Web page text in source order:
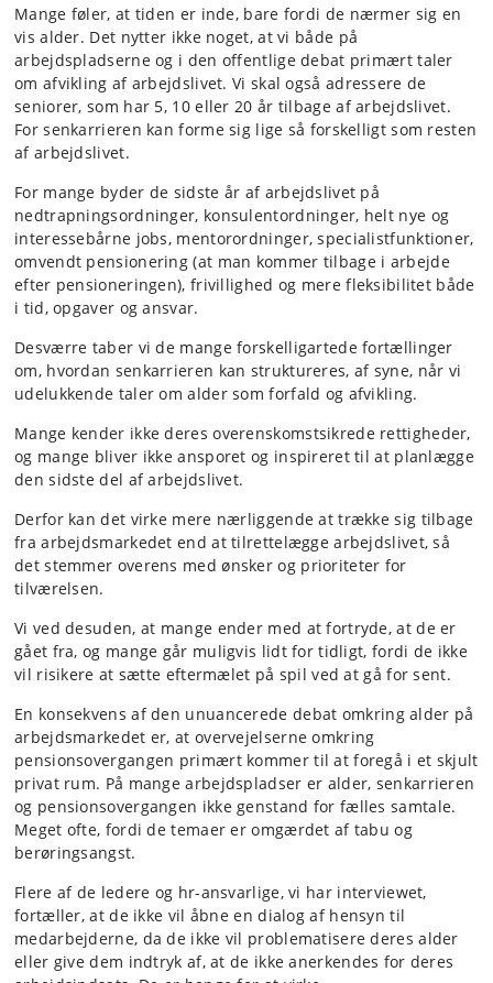
Mange føler, at tiden er inde, bare fordi de nærmer sig en
vis alder. Det nytter ikke noget, at vi både på
arbejdspladserne og i den offentlige debat primært taler
om afvikling af arbejdslivet. Vi skal også adressere de
seniorer, som har 5, 10 eller 20 år tilbage af arbejdslivet.
For senkarrieren kan forme sig lige så forskelligt som resten
af arbejdslivet.
For mange byder de sidste år af arbejdslivet på
nedtrapningsordninger, konsulentordninger, helt nye og
interessebårne jobs, mentorordninger, specialistfunktioner,
omvendt pensionering (at man kommer tilbage i arbejde
efter pensioneringen), frivillighed og mere fleksibilitet både
i tid, opgaver og ansvar.
Desværre taber vi de mange forskelligartede fortællinger
om, hvordan senkarrieren kan struktureres, af syne, når vi
udelukkende taler om alder som forfald og afvikling.
Mange kender ikke deres overenskomstsikrede rettigheder,
og mange bliver ikke ansporet og inspireret til at planlægge
den sidste del af arbejdslivet.
Derfor kan det virke mere nærliggende at trække sig tilbage
fra arbejdsmarkedet end at tilrettelægge arbejdslivet, så
det stemmer overens med ønsker og prioriteter for
tilværelsen.
Vi ved desuden, at mange ender med at fortryde, at de er
gået fra, og mange går muligvis lidt for tidligt, fordi de ikke
vil risikere at sætte eftermælet på spil ved at gå for sent.
En konsekvens af den unuancerede debat omkring alder på
arbejdsmarkedet er, at overvejelserne omkring
pensionsovergangen primært kommer til at foregå i et skjult
privat rum. På mange arbejdspladser er alder, senkarrieren
og pensionsovergangen ikke genstand for fælles samtale.
Meget ofte, fordi de temaer er omgærdet af tabu og
berøringsangst.
Flere af de ledere og hr-ansvarlige, vi har interviewet,
fortæller, at de ikke vil åbne en dialog af hensyn til
medarbejderne, da de ikke vil problematisere deres alder
eller give dem indtryk af, at de ikke anerkendes for deres